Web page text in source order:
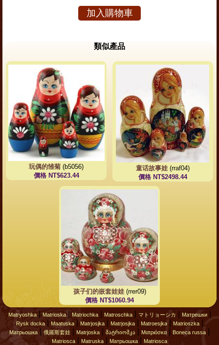
加入購物車
類似產品
玩偶的雏菊 (b5056)
價格 NT$623.44
童话故事娃(rraf04)
價格 NT$2498.44
孩子们的嵌套娃娃(rrer09)
價格 NT$1060.94
Matryoshka| Matrioska| Matriochka| Matroschka| マトリョーシカ Матрешки|
Rysk docka| Maatuska| Matrjosjka| Matrjosjka| Matroesjka| Matrioszka|
Матрьошка 俄羅斯套娃 Matrjoska მატრიოშკა Ματριόσκα Boneca russa
Matriosca Matruska Матрьошка Matriosca